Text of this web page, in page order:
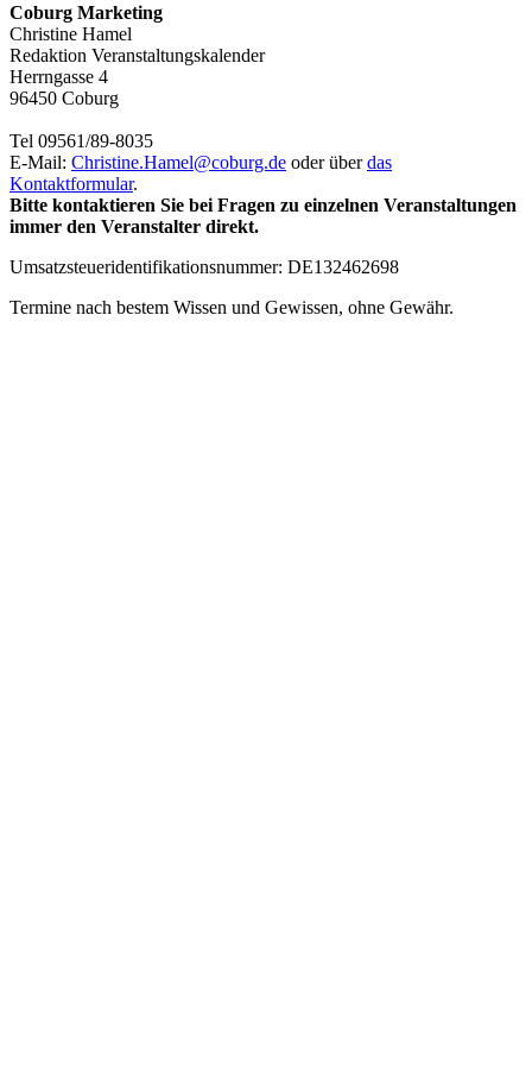
Coburg Marketing
Christine Hamel
Redaktion Veranstaltungskalender
Herrngasse 4
96450 Coburg
Tel 09561/89-8035
E-Mail: Christine.Hamel@coburg.de oder überdas
Kontaktformular.
Bitte kontaktieren Sie bei Fragen zu einzelnen Veranstaltungen
immer den Veranstalter direkt.
Umsatzsteueridentifikationsnummer: DE132462698
Termine nach bestem Wissen und Gewissen, ohne Gewähr.